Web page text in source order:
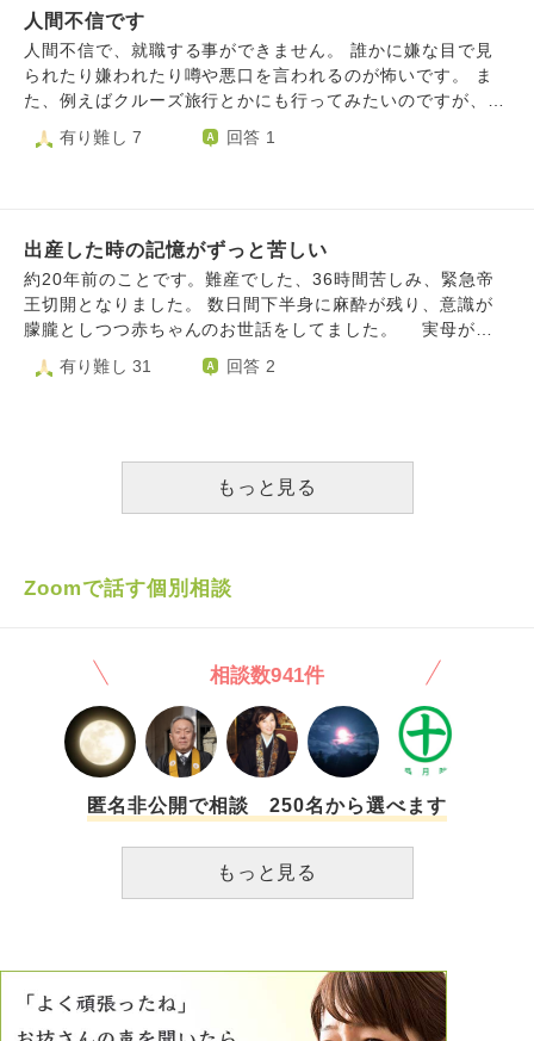
の言葉で自分を疑い続けてしまう時、自分の感覚をどう信じ
直せばよいのでしょうか
ないトキメキが忘れられません。好きだった人には振られて
いるから未練を整理し、元恋人と一緒にいたいなら元恋人だ
けに集中するのがいいですよね？そう思っているけど、つい
好きだった人を思い出してしまいます。また2年ほど同時進
行したことや決断を後回しにした自分が嫌になります。最近
占いに行きましたが、「あなたは2年後に結婚するのがい
ますが、追加の心持ちや行動があれば教えて頂きたいです。
どうぞ宜しくお願い致します。
ませんが「ごめん」や「ありがとう」をしっかりと言える人
ではあります。(意地を張って言えない大人も多いと思うの
で)。自炊が好きで、凝った料理を作って写真を送ってくれ
たりしています。 そんな彼に対して私は「完全に信じるこ
トイレや風呂場、喫煙所にスマホを持って行って触っている
の関わりがある中で他の女性に対して高い金額を投げたり、
配信に張り付いたり、電話やDMをしていたことを知ってい
る。関わっていないと言いつつ結局やりとりがあったりした
事がある＋とある案件で大金を預けた時にその半分を使われ
てしまった過去があるからです。 そんな不安からネトスト
気味になって不安になってる自分もおり、辞めなくてはと思
ょうか？ 今は、本当に耐えられなくなる限界まで付き合お
うと思っています。 ご助言頂けると助かります。
いことを制限される、学校や職場でいじめられる、見た目を
からかわれた、男性から被害にあう、成人式や卒業式に晴れ
着を逃した、環境的に全く恵まれない自分が惨めです。私は
絶対に幸せになれない人間です。どうして自分だけが恵まれ
まれて、満たされたら幸せなのに…本当に全部恵まれたら幸
いました。そんな自分が情けなくて悔しいです。 自分はや
っぱり選ばれない人間なのか…と絶望してしまいます。 だ
から、晴れ着を用意してくれなかった親も、過去に私を仲間
はずれにしたり裏切った人も、見た目をからかった人も、ず
人間不信です
人間不信で、就職する事ができません。 誰かに嫌な目で見
られたり嫌われたり噂や悪口を言われるのが怖いです。 ま
た、例えばクルーズ旅行とかにも行ってみたいのですが、貧
乏人が来てると周りに思われそうで行く勇気がありません。
まあ今は行くお金ないですけど…。 実際には仲良くなれた
しまいます。 私は一生就職できないのでしょうか？
有り難し 7 回答 1
出産した時の記憶がずっと苦しい
約20年前のことです。難産でした、36時間苦しみ、緊急帝
王切開となりました。 数日間下半身に麻酔が残り、意識が
朦朧としつつ赤ちゃんのお世話をしてました。 実母が見
舞いに来て「約束通りあんたの面倒みれないわ。私もパート
あるし、わかるやろ？」と言われショックでした 出産前に
てはいても何もしてはくれませんでした。相談しても忙しい
院後も何度も電話をかけてきては同じように産むのが遅い！
と怒鳴られてはガチャ切りされる嫌がらせも受けました。
るとか、義母には電話が何度もくると睡眠がとれず赤ちゃん
も起きるのでやめてほしいと私から話しても伝わらなく、夫
から母たちに電話で話してほしい旨伝えると「俺はできな
い」と。 特に義母の電話を止めるとこができないと 電話線
を抜こうかと考えましたが、電話に出ないと義母が合鍵を持
って家に襲撃してくるので、電話線を抜くこともできません
は我関せず 義兄は「親を大事にしないとはどういうこと
だ！」と怒っていました。 出産してから、皆私が悪いと怒
その日だけでも手伝って欲しい、祝ってほしいと頼んでもし
らんぷり。義母にも娘は元気ですから、と安心させたくて初
詣もお誘いしたのですが「我が家はそんなことしない！」と
有り難し 31 回答 2
もっと見る
Zoomで話す個別相談
相談数941件
匿名非公開で相談 250名から選べます
もっと見る